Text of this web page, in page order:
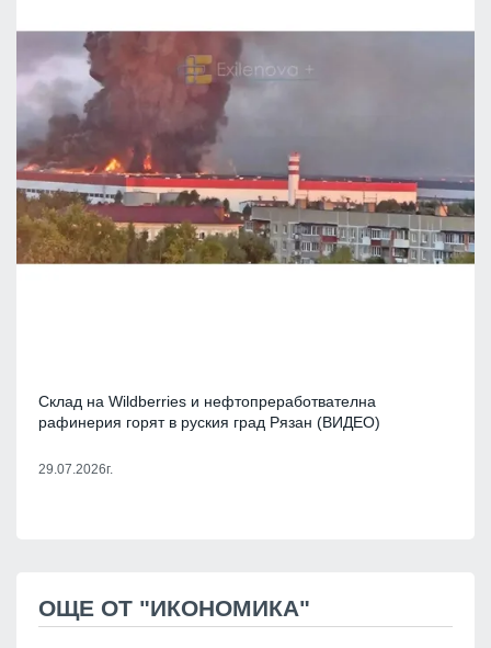
Склад на Wildberries и нефтопреработвателна
рафинерия горят в руския град Рязан (ВИДЕО)
29.07.2026г.
ОЩЕ ОТ "ИКОНОМИКА"